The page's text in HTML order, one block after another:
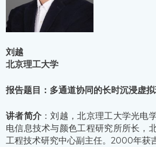
刘越
北京理工大学
报告题目：多通道协同的长时沉浸虚
讲者简介 ：刘越，北京理工大学光电
电信息技术与颜色工程研究所所长，
工程技术研究中心副主任。2000年获